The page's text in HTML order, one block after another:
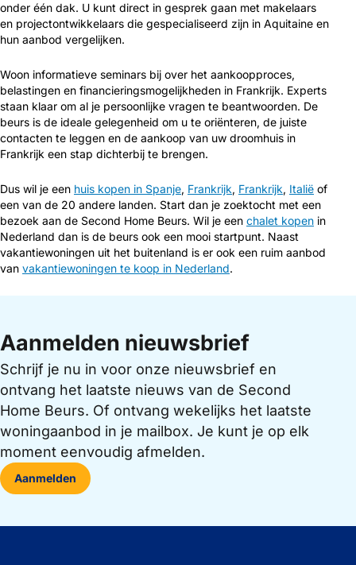
onder één dak. U kunt direct in gesprek gaan met makelaars
en projectontwikkelaars die gespecialiseerd zijn in Aquitaine en
hun aanbod vergelijken.
Woon informatieve seminars bij over het aankoopproces,
belastingen en financieringsmogelijkheden in Frankrijk. Experts
staan klaar om al je persoonlijke vragen te beantwoorden. De
beurs is de ideale gelegenheid om u te oriënteren, de juiste
contacten te leggen en de aankoop van uw droomhuis in
Frankrijk een stap dichterbij te brengen.
Dus wil je een huis kopen in Spanje, Frankrijk, Frankrijk, Italië of
een van de 20 andere landen. Start dan je zoektocht met een
bezoek aan de Second Home Beurs. Wil je een chalet kopen in
Nederland dan is de beurs ook een mooi startpunt. Naast
vakantiewoningen uit het buitenland is er ook een ruim aanbod
van vakantiewoningen te koop in Nederland.
Aanmelden nieuwsbrief
Schrijf je nu in voor onze nieuwsbrief en
ontvang het laatste nieuws van de Second
Home Beurs. Of ontvang wekelijks het laatste
woningaanbod in je mailbox. Je kunt je op elk
moment eenvoudig afmelden.
Aanmelden